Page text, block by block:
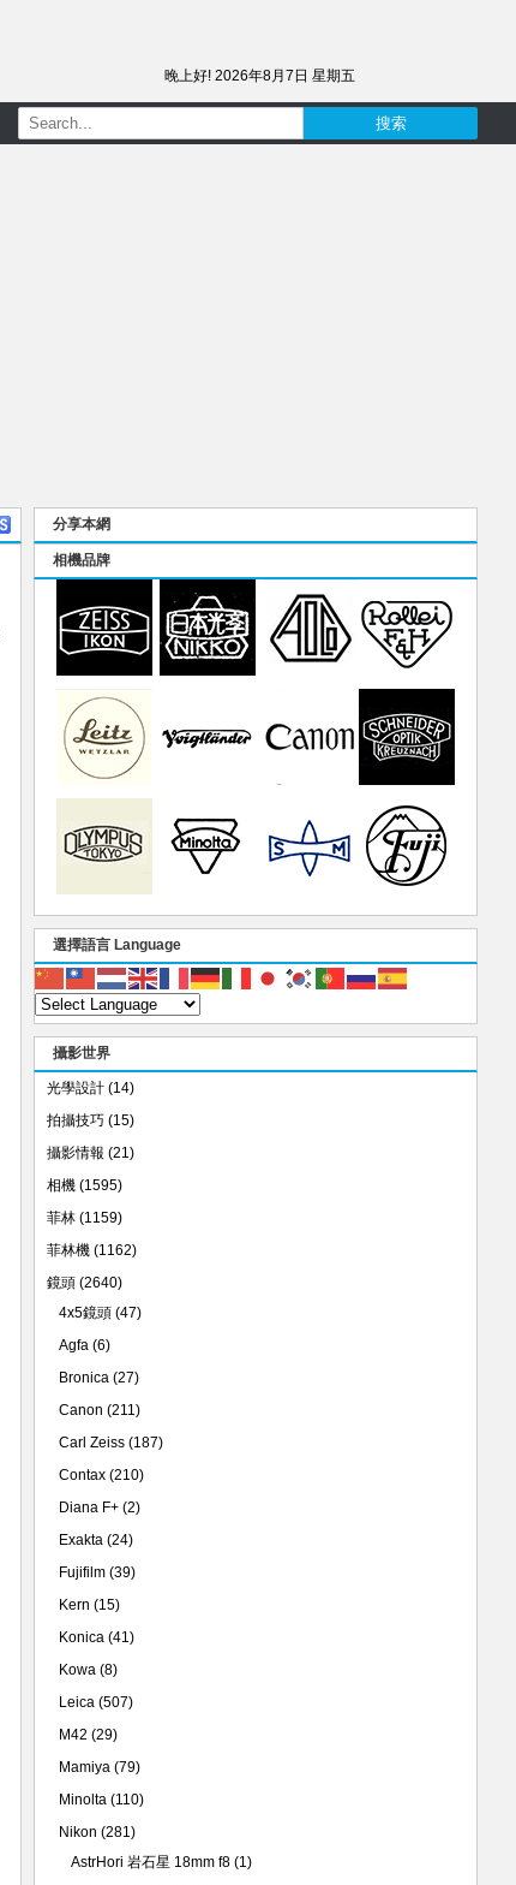
晚上好! 2026年8月7日 星期五
分享本網
相機品牌
選擇語言 Language
攝影世界
光學設計 (14)
拍攝技巧 (15)
攝影情報 (21)
相機 (1595)
菲林 (1159)
菲林機 (1162)
鏡頭 (2640)
4x5鏡頭 (47)
Agfa (6)
Bronica (27)
Canon (211)
Carl Zeiss (187)
Contax (210)
Diana F+ (2)
Exakta (24)
Fujifilm (39)
Kern (15)
Konica (41)
Kowa (8)
Leica (507)
M42 (29)
Mamiya (79)
Minolta (110)
Nikon (281)
AstrHori 岩石星 18mm f8 (1)